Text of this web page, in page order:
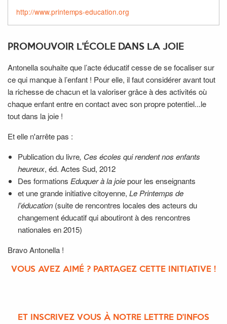
http://www.printemps-education.org
PROMOUVOIR L'ÉCOLE DANS LA JOIE
Antonella souhaite que l’acte éducatif cesse de se focaliser sur
ce qui manque à l’enfant ! Pour elle, il faut considérer avant tout
la richesse de chacun et la valoriser grâce à des activités où
chaque enfant entre en contact avec son propre potentiel...le
tout dans la joie !
Et elle n'arrête pas :
Publication du livre, Ces écoles qui rendent nos enfants
heureux, éd. Actes Sud, 2012
Des formations Eduquer à la joiepour les enseignants
et une grande initiative citoyenne, Le Printemps de
l’éducation (suite de rencontres locales des acteurs du
changement éducatif qui aboutiront à des rencontres
nationales en 2015)
Bravo Antonella !
VOUS AVEZ AIMÉ ? PARTAGEZ CETTE INITIATIVE !
ET INSCRIVEZ VOUS À NOTRE LETTRE D'INFOS